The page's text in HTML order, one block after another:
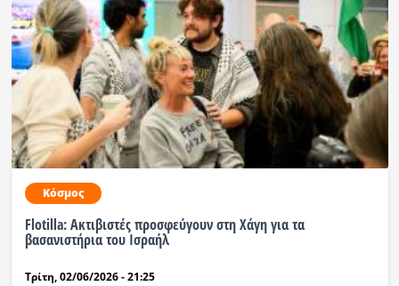
Κόσμος
Flotilla: Ακτιβιστές προσφεύγουν στη Χάγη για τα
βασανιστήρια του Ισραήλ
Τρίτη, 02/06/2026 - 21:25